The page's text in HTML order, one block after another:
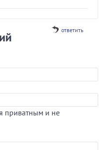
ответить
приватным и не